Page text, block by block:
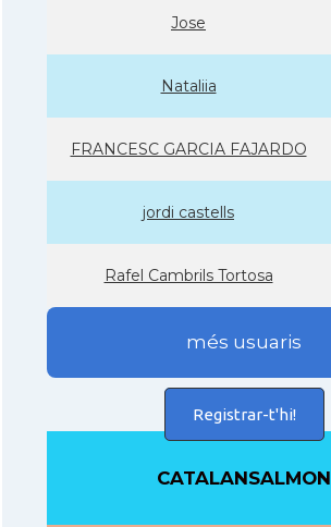
Jose
Nataliia
FRANCESC GARCIA FAJARDO
jordi castells
Rafel Cambrils Tortosa
més usuaris
Registrar-t'hi!
CATALANSALMON